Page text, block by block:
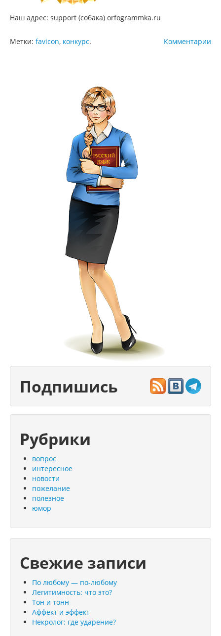
Наш адрес: support (собака) orfogrammka.ru
Комментарии
Метки: favicon, конкурс.
Подпишись
Рубрики
вопрос
интересное
новости
пожелание
полезное
юмор
Свежие записи
По любому — по-любому
Легитимность: что это?
Тон и тонн
Аффект и эффект
Некролог: где ударение?